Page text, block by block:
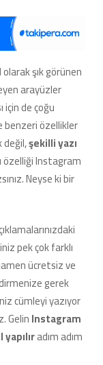
Değiştirme
Yapılır?
içinşık görünen
arayüzler
de çoğu
benzeri özellikler
şekilli yazı
Instagram
Neyse ki bir
pek çok farklı
ücretsiz ve
gerek
cümleyi yazıyor
GelinInstagram
adım adım